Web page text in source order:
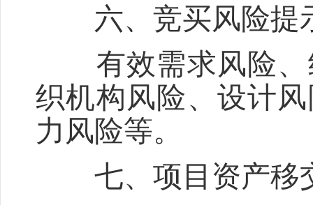
六、竞买风险提
有效需求风险、
织机构风险、设计
力风险等。
七、项目资产移